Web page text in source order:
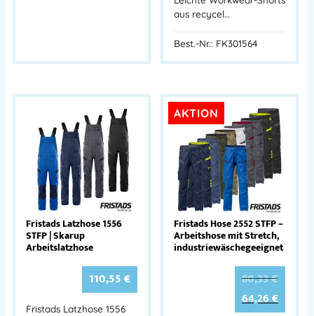
aus recycel…
Best.-Nr.: FK301564
Fristads Latzhose 1556
STFP | Skarup
Arbeitslatzhose
110,55€
Fristads Latzhose 1556
AKTION
Fristads Hose 2552 STFP –
Arbeitshose mit Stretch,
industriewäschegeeignet
80,33€
64,26€